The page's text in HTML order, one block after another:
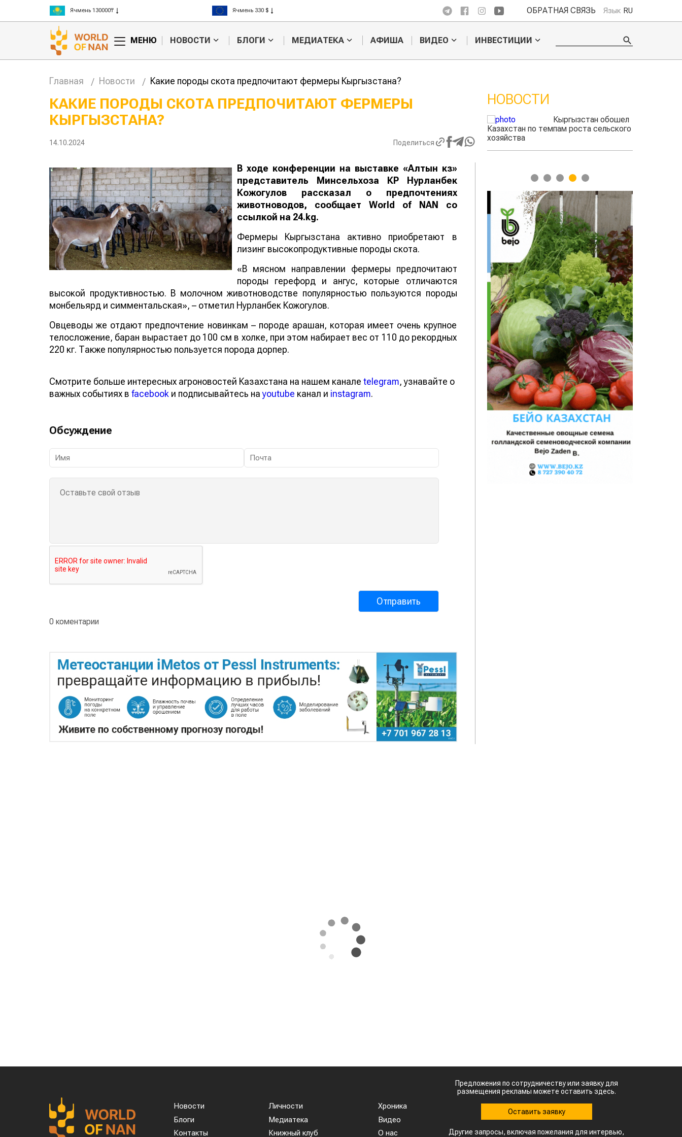
Ячмень 130000₸
Кукуруза 150000₸
Рис 300000₸
Пшеница 3 класс 125000₸
Ячмень 330 $
Кукуруза 301 $
Пшеница 423 $
ОБРАТНАЯ СВЯЗЬ Язык RU
МЕНЮ НОВОСТИ БЛОГИ МЕДИАТЕКА АФИША ВИДЕО ИНВЕСТИЦИИ
Главная Новости Какие породы скота предпочитают фермеры Кыргызстана?
КАКИЕ ПОРОДЫ СКОТА ПРЕДПОЧИТАЮТ ФЕРМЕРЫ
КЫРГЫЗСТАНА?
14.10.2024 Поделиться
В ходе конференции на выставке «Алтын күз»
представитель Минсельхоза КР Нурланбек
Кожогулов рассказал о предпочтениях
животноводов, сообщает World of NAN
со
ссылкой на 24.kg.
Фермеры Кыргызстана активно приобретают в
лизинг высокопродуктивные породы скота.
«В мясном направлении фермеры предпочитают
породы герефорд и ангус, которые отличаются
высокой продуктивностью. В молочном животноводстве популярностью пользуются породы
монбельярд и симментальская», – отметил Нурланбек Кожогулов.
Овцеводы же отдают предпочтение новинкам – породе арашан, которая имеет очень крупное
телосложение, баран вырастает до 100 см в холке, при этом набирает вес от 110 до рекордных
220 кг. Также популярностью пользуется порода дорпер.
Смотрите больше интересных агроновостей Казахстана на нашем канале telegram, узнавайте о
важных событиях в facebook и подписывайтесь наyoutube канал и instagram.
Обсуждение
0 коментарии
НОВОСТИ
Жара в Китае может
жука будут выжигать
лазером
Кыргызстан обошел
Казахстан по темпам роста сельского
хозяйства
1 2 3 4 5
Новости
Блоги
Контакты
Личности
Медиатека
Книжный клуб
Хроника
Видео
О нас
Предложения по сотрудничеству или заявку для
размещения рекламы можете оставить здесь.
Оставить заявку
Другие запросы, включая пожелания для интервью,